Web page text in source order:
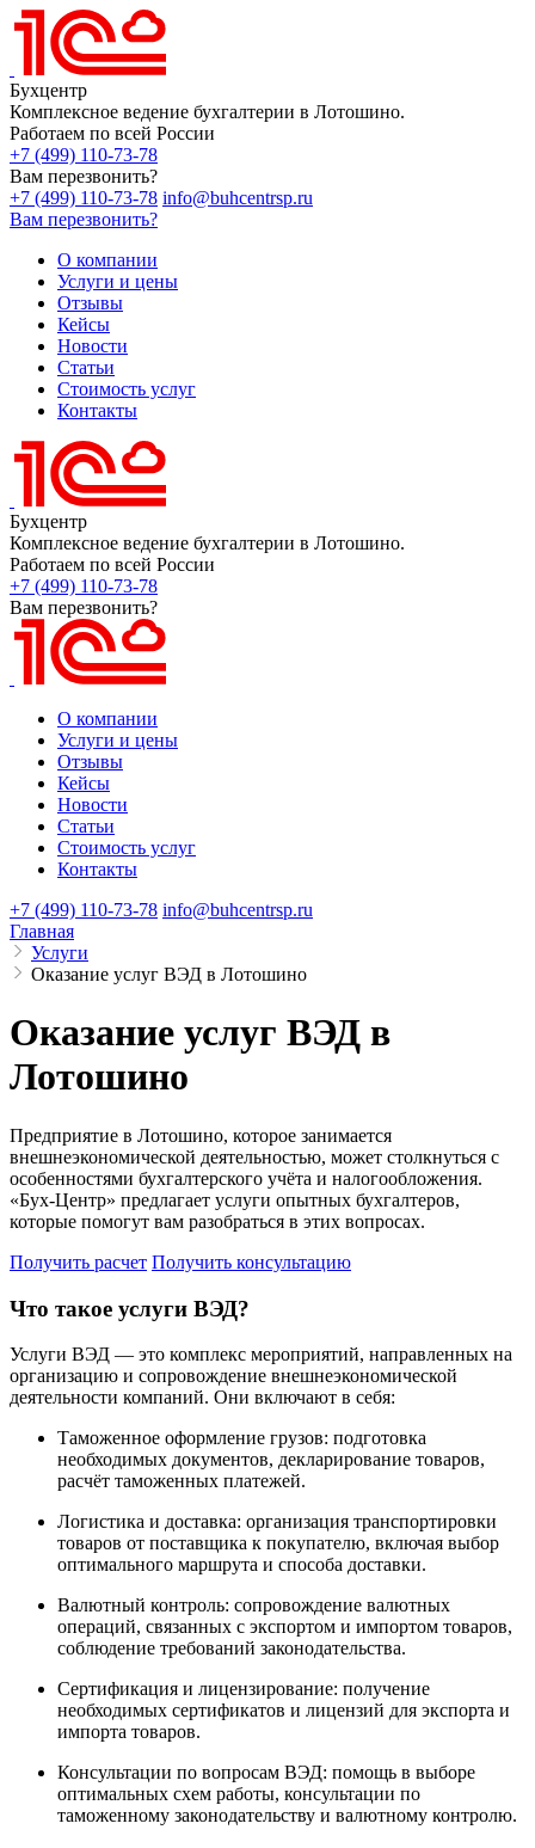
Бухцентр
Комплексное ведение бухгалтерии в Лотошино.
Работаем по всей России
+7 (499) 110-73-78
Вам перезвонить?
+7 (499) 110-73-78 info@buhcentrsp.ru
Вам перезвонить?
О компании
Услуги и цены
Отзывы
Кейсы
Новости
Статьи
Стоимость услуг
Контакты
Бухцентр
Комплексное ведение бухгалтерии в Лотошино.
Работаем по всей России
+7 (499) 110-73-78
Вам перезвонить?
О компании
Услуги и цены
Отзывы
Кейсы
Новости
Статьи
Стоимость услуг
Контакты
+7 (499) 110-73-78 info@buhcentrsp.ru
Главная
Услуги
Оказание услуг ВЭД в Лотошино
Оказание услуг ВЭД в
Лотошино
Предприятие в Лотошино, которое занимается
внешнеэкономической деятельностью, может столкнуться с
особенностями бухгалтерского учёта и налогообложения.
«Бух-Центр» предлагает услуги опытных бухгалтеров,
которые помогут вам разобраться в этих вопросах.
Получить расчет Получить консультацию
Что такое услуги ВЭД?
Услуги ВЭД — это комплекс мероприятий, направленных на
организацию и сопровождение внешнеэкономической
деятельности компаний. Они включают в себя:
Таможенное оформление грузов: подготовка
необходимых документов, декларирование товаров,
расчёт таможенных платежей.
Логистика и доставка: организация транспортировки
товаров от поставщика к покупателю, включая выбор
оптимального маршрута и способа доставки.
Валютный контроль: сопровождение валютных
операций, связанных с экспортом и импортом товаров,
соблюдение требований законодательства.
Сертификация и лицензирование: получение
необходимых сертификатов и лицензий для экспорта и
импорта товаров.
Консультации по вопросам ВЭД: помощь в выборе
оптимальных схем работы, консультации по
таможенному законодательству и валютному контролю.